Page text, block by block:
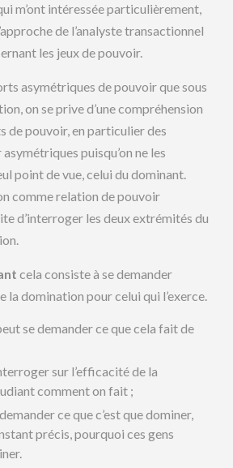
m’ont intéressée particulièrement,
de l’analyste transactionnel
les jeux de pouvoir.
asymétriques de pouvoir que sous
on se prive d’une compréhension
de pouvoir, en particulier des
puisqu’on ne les
point de vue, celui du dominant.
comme relation de pouvoir
d’interroger les deux extrémités du
cela consiste à se demander
la domination pour celui qui l’exerce.
se demander ce que cela fait de
sur l’efficacité de la
comment on fait ;
ce que c’est que dominer,
précis, pourquoi ces gens